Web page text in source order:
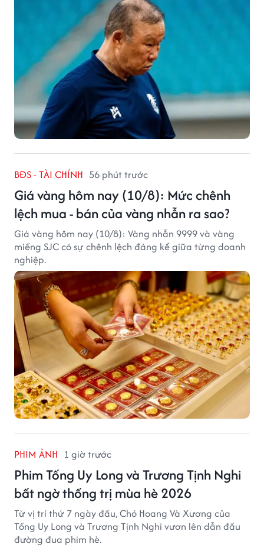
BĐS - TÀI CHÍNH 56 phút trước
Giá vàng hôm nay (10/8): Mức chênh
lệch mua - bán của vàng nhẫn ra sao?
Giá vàng hôm nay (10/8): Vàng nhẫn 9999 và vàng
miếng SJC có sự chênh lệch đáng kể giữa từng doanh
nghiệp.
PHIM ẢNH 1 giờ trước
Phim Tống Uy Long và Trương Tịnh Nghi
bất ngờ thống trị mùa hè 2026
Từ vị trí thứ 7 ngày đầu, Chó Hoang Và Xương của
Tống Uy Long và Trương Tịnh Nghi vươn lên dẫn đầu
đường đua phim hè.